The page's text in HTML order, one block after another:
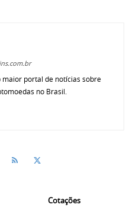
maior portal de notícias sobre
no Brasil.
Cotações